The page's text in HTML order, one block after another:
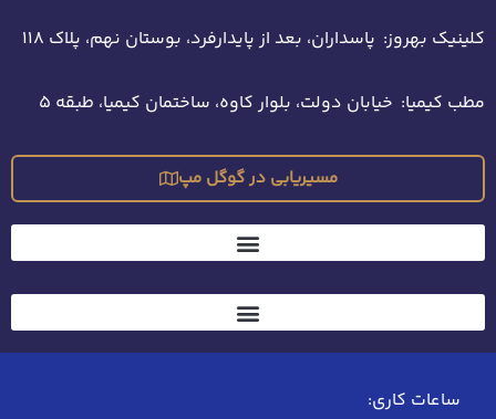
کلینیک بهروز: پاسداران، بعد از پایدارفرد، بوستان نهم، پلاک 118
مطب کیمیا: خیابان دولت، بلوار کاوه، ساختمان کیمیا، طبقه 5
مسیریابی در گوگل مپ
ساعات کاری: